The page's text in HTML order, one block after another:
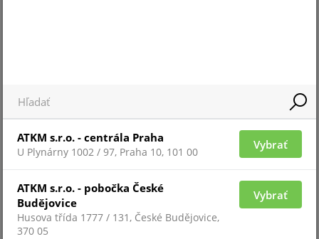
ATKM s.r.o. - centrála Praha
U Plynárny 1002 / 97, Praha 10, 101 00
Vybrať
ATKM s.r.o. - pobočka České
Budějovice
Husova třída 1777 / 131, České Budějovice,
370 05
Vybrať